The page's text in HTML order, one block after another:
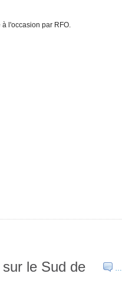
l'occasion par RFO.
…
le Sud de